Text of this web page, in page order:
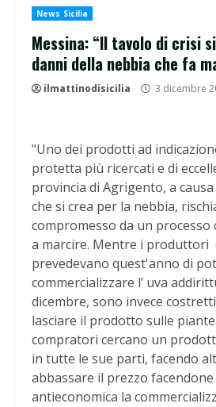
News Sicilia
Messina: “Il tavolo di crisi
danni della nebbia che fa
ilmattinodisicilia 3 dicembre
"Uno dei prodotti ad
protetta più ricercati e di
provincia di Agrigento, a
che si crea per la nebbia,
compromesso da un processo
a marcire. Mentre i produttori
prevedevano quest'anno di
commercializzare l’ uva
dicembre, sono invece
lasciare il prodotto sulle
compratori cercano un
in tutte le sue parti, facendo
abbassare il prezzo
antieconomica la